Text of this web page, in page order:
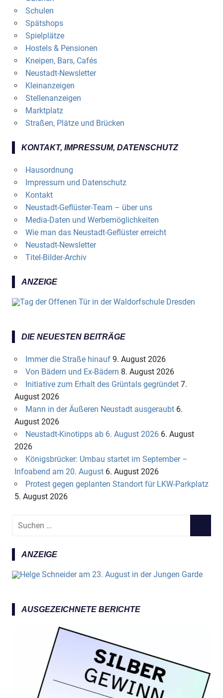
Schulen
Spätshops
Spielplätze
Hostels & Pensionen
Kneipen, Bars, Cafés
Neustadt-Newsletter
Kleinanzeigen
Stellenanzeigen
Marktplatz
Straßen, Plätze und Brücken
KONTAKT, IMPRESSUM, DATENSCHUTZ
Hausordnung
Impressum und Datenschutz
Kontakt
Neustadt-Geflüster-Team – über uns
Media-Daten und Werbemöglichkeiten
Wie man das Neustadt-Geflüster erreicht
Neustadt-Newsletter
Titel-Bilder-Archiv
ANZEIGE
DIE NEUESTEN BEITRÄGE
Immer die Straße hinauf 9. August 2026
Von Bädern und Ex-Bädern 8. August 2026
Initiative zum Erhalt des Grüntals gegründet 7.
August 2026
Mann in der Äußeren Neustadt ausgeraubt 6.
August 2026
Neustadt-Kinotipps ab 6. August 2026 6. August
2026
Königsbrücker: Umbau startet im September –
Infoabend am 20. August 6. August 2026
Protest gegen geplanten Standort für LKW-Parkplatz
5. August 2026
c
h
e
E
ANZEIGE
AUSGEZEICHNETE BERICHTE